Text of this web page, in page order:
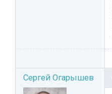
Сергей Огарышев